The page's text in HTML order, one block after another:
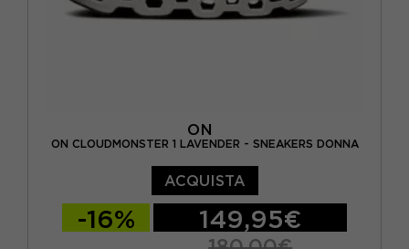
ON
ON CLOUDMONSTER 1 LAVENDER - SNEAKERS DONNA
ACQUISTA
-16% 149,95€